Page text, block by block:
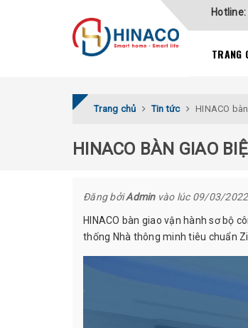
TRANG
Trang chủ Tin tức HINACO
HINACO BÀN GIAO
Đăng bởiAdminvào lúc 09/03/2022
HINACO bàn giao vận hành sơ bộ
thống Nhà thông minh tiêu chuẩn